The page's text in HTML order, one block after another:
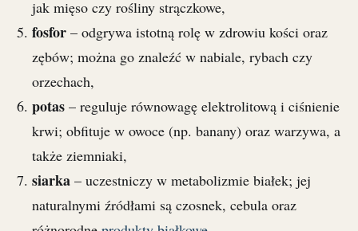
jak mięso czy rośliny strączkowe,
fosfor – odgrywa istotną rolę w zdrowiu kości oraz
zębów; można go znaleźć w nabiale, rybach czy
orzechach,
potas – reguluje równowagę elektrolitową i ciśnienie
krwi; obfituje w owoce (np. banany) oraz warzywa, a
także ziemniaki,
siarka – uczestniczy w metabolizmie białek; jej
naturalnymi źródłami są czosnek, cebula oraz